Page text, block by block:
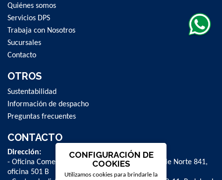
Quiénes somos
Servicios DPS
Trabaja con Nosotros
Sucursales
Contacto
OTROS
Sustentabilidad
Información de despacho
Preguntas frecuentes
CONTACTO
Dirección:
- Oficina Comercial y administrativa: Avenida Valle Norte 841,
oficina 501 B
CONFIGURACIÓN DE
COOKIES
Utilizamos cookies para brindarle la